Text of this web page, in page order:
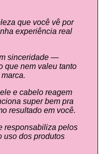
que você vê por
experiência real
sinceridade —
que nem valeu tanto
e cabelo reagem
super bem pra
resultado em você.
responsabiliza pelos
uso dos produtos